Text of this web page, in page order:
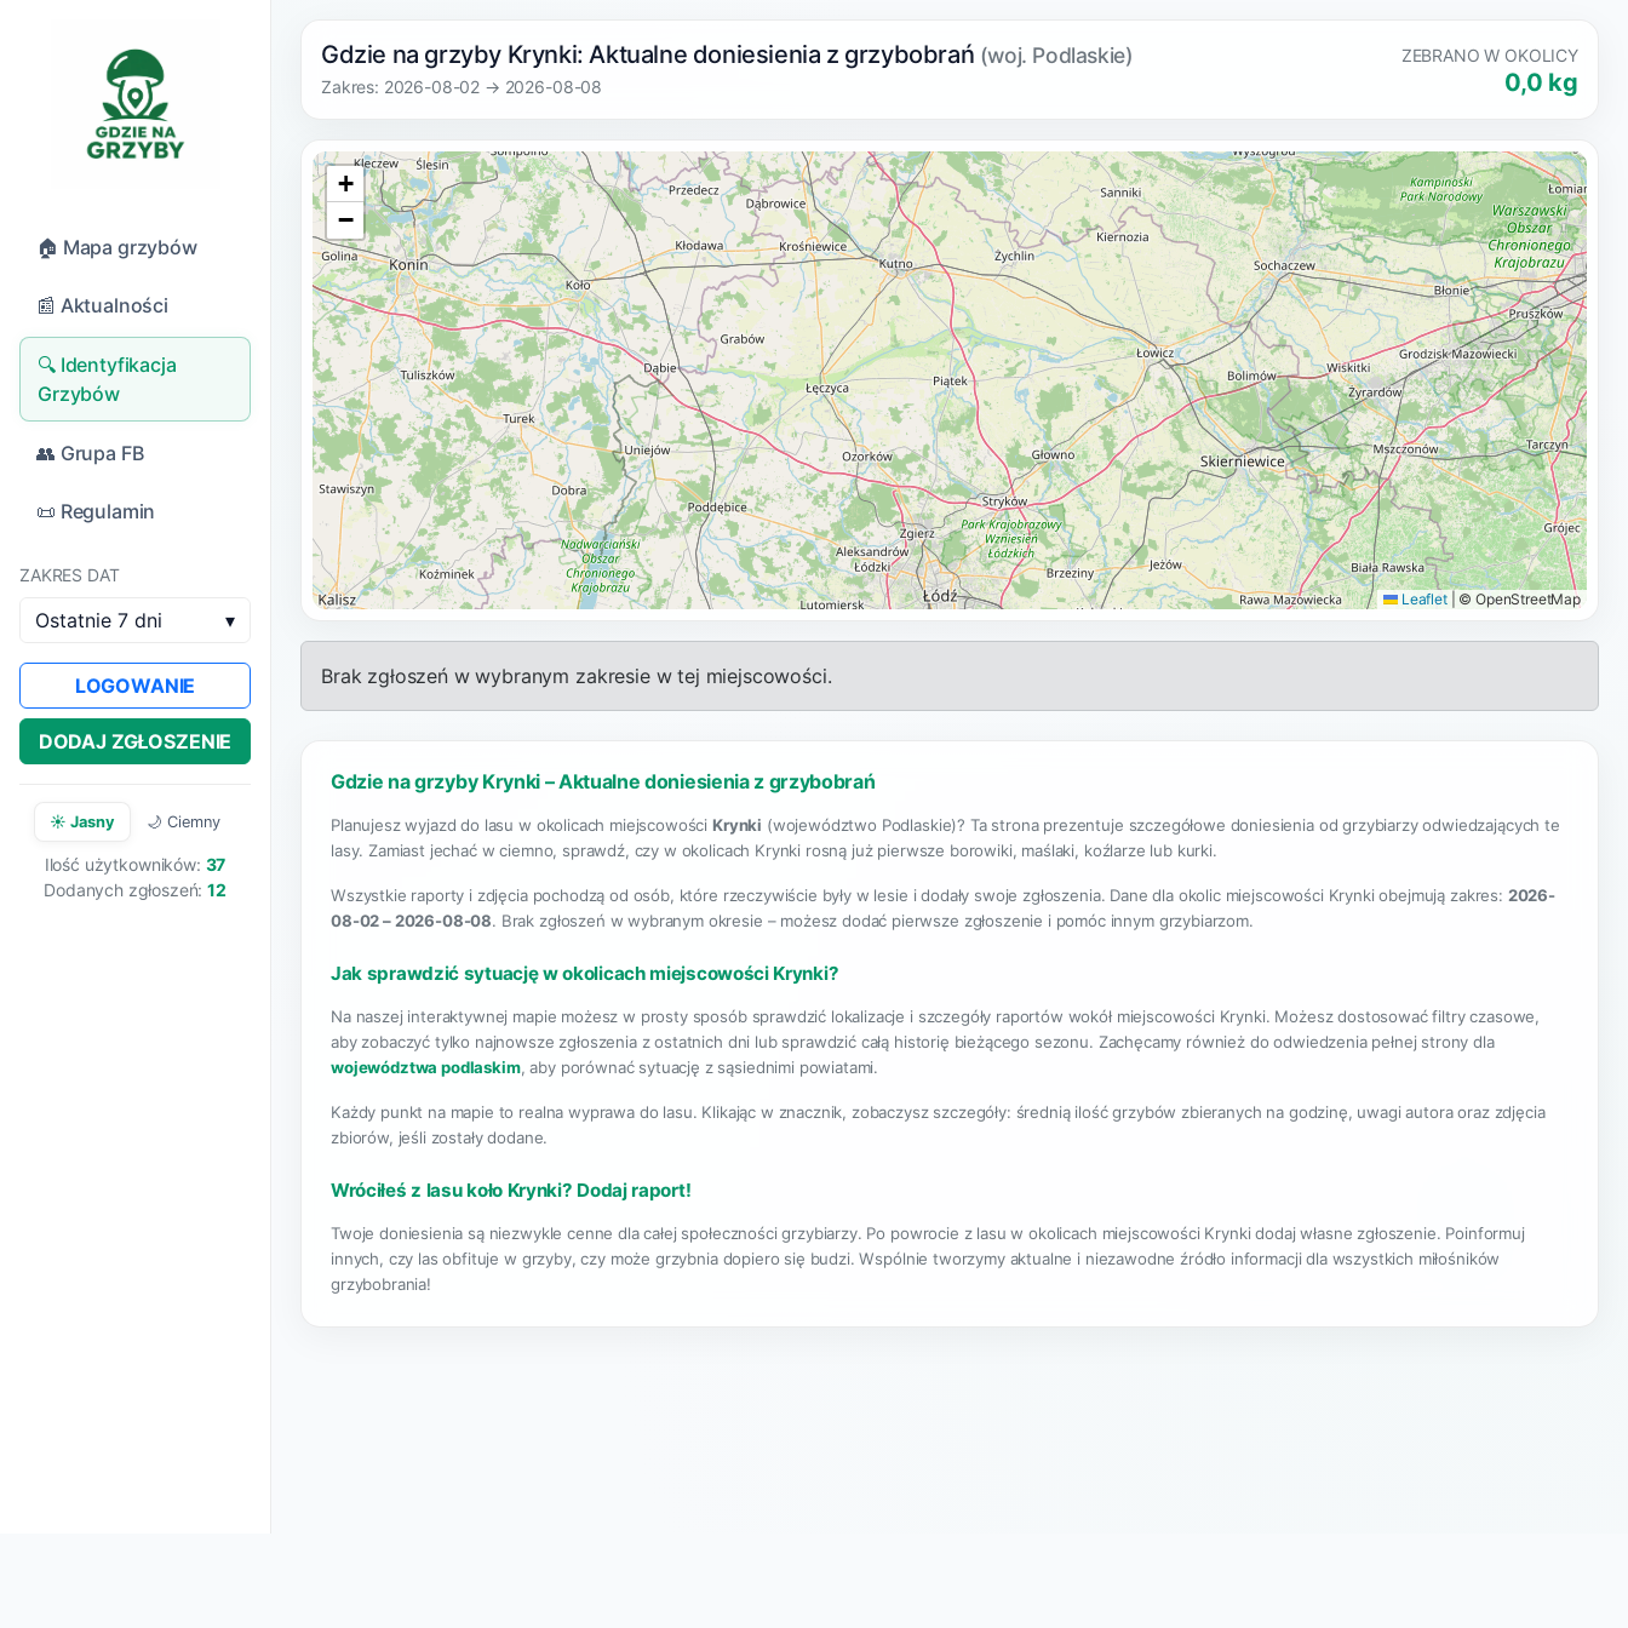
🏠 Mapa grzybów
📰 Aktualności
🔍 Identyfikacja
Grzybów
👥 Grupa FB
📜 Regulamin
ZAKRES DAT
Ostatnie 7 dni ▾
LOGOWANIE
DODAJ ZGŁOSZENIE
☀️ Jasny 🌙 Ciemny
Ilość użytkowników: 37
Dodanych zgłoszeń:12
Gdzie na grzyby Krynki: Aktualne doniesienia z grzybobrań (woj. Podlaskie)
Zakres: 2026-08-02 → 2026-08-08
ZEBRANO W OKOLICY
0,0 kg
+
−
Leaflet © OpenStreetMap
Brak zgłoszeń w wybranym zakresie w tej miejscowości.
Gdzie na grzyby Krynki – Aktualne doniesienia z grzybobrań
Planujesz wyjazd do lasu w okolicach miejscowości Krynki (województwo Podlaskie)? Ta strona prezentuje szczegółowe doniesienia od grzybiarzy odwiedzających te
lasy. Zamiast jechać w ciemno, sprawdź, czy w okolicach Krynki rosną już pierwsze borowiki, maślaki, koźlarze lub kurki.
Wszystkie raporty i zdjęcia pochodzą od osób, które rzeczywiście były w lesie i dodały swoje zgłoszenia. Dane dla okolic miejscowości Krynki obejmują zakres: 2026-
08-02 – 2026-08-08. Brak zgłoszeń w wybranym okresie – możesz dodać pierwsze zgłoszenie i pomóc innym grzybiarzom.
Jak sprawdzić sytuację w okolicach miejscowości Krynki?
Na naszej interaktywnej mapie możesz w prosty sposób sprawdzić lokalizacje i szczegóły raportów wokół miejscowości Krynki. Możesz dostosować filtry czasowe,
aby zobaczyć tylko najnowsze zgłoszenia z ostatnich dni lub sprawdzić całą historię bieżącego sezonu. Zachęcamy również do odwiedzenia pełnej strony dla
województwa podlaskim, aby porównać sytuację z sąsiednimi powiatami.
Każdy punkt na mapie to realna wyprawa do lasu. Klikając w znacznik, zobaczysz szczegóły: średnią ilość grzybów zbieranych na godzinę, uwagi autora oraz zdjęcia
zbiorów, jeśli zostały dodane.
Wróciłeś z lasu koło Krynki? Dodaj raport!
Twoje doniesienia są niezwykle cenne dla całej społeczności grzybiarzy. Po powrocie z lasu w okolicach miejscowości Krynki dodaj własne zgłoszenie. Poinformuj
innych, czy las obfituje w grzyby, czy może grzybnia dopiero się budzi. Wspólnie tworzymy aktualne i niezawodne źródło informacji dla wszystkich miłośników
grzybobrania!